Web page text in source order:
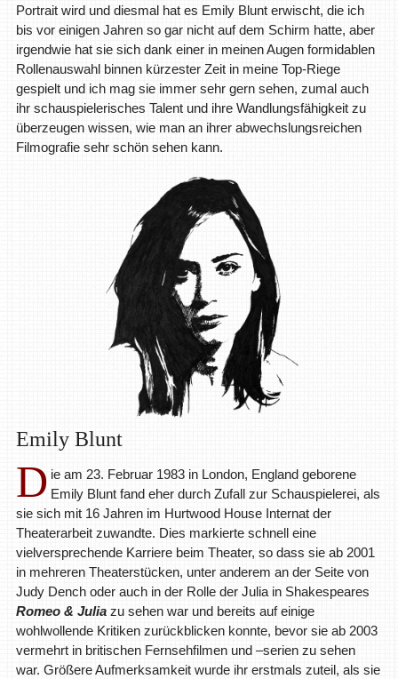
Portrait wird und diesmal hat es Emily Blunt erwischt, die ich
bis vor einigen Jahren so gar nicht auf dem Schirm hatte, aber
irgendwie hat sie sich dank einer in meinen Augen formidablen
Rollenauswahl binnen kürzester Zeit in meine Top-Riege
gespielt und ich mag sie immer sehr gern sehen, zumal auch
ihr schauspielerisches Talent und ihre Wandlungsfähigkeit zu
überzeugen wissen, wie man an ihrer abwechslungsreichen
Filmografie sehr schön sehen kann.
Emily Blunt
D ie am 23. Februar 1983 in London, England geborene
Emily Blunt fand eher durch Zufall zur Schauspielerei, als
sie sich mit 16 Jahren im Hurtwood House Internat der
Theaterarbeit zuwandte. Dies markierte schnell eine
vielversprechende Karriere beim Theater, so dass sie ab 2001
in mehreren Theaterstücken, unter anderem an der Seite von
Judy Dench oder auch in der Rolle der Julia in Shakespeares
Romeo & Juliazu sehen war und bereits auf einige
wohlwollende Kritiken zurückblicken konnte, bevor sie ab 2003
vermehrt in britischen Fernsehfilmen und –serien zu sehen
war. Größere Aufmerksamkeit wurde ihr erstmals zuteil, als sie